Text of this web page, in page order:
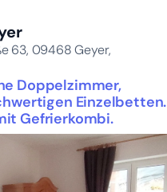
63, 09468Geyer,
Doppelzimmer,
Einzelbetten.
Gefrierkombi.